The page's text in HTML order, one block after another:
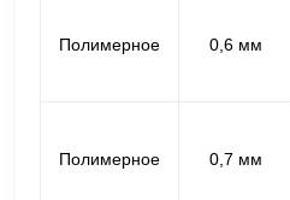
Полимерное 0,6 мм
Полимерное 0,7 мм